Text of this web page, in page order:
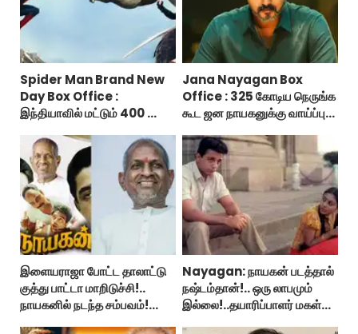
Spider Man Brand New
Day Box Office :
இந்தியாவில் மட்டும் 400 கோடி
பிராண்ட் நியூ டே?
Jana Nayagan Box
Office : 325 கோடிய நெருங்க
கூட ஜன நாயகனுக்கு வாய்ப்பு
இளையராஜா போட்ட தாலாட்டு
குத்து பாட்டா மாறிடுச்சி!..
நாயகனில் நடந்த சம்பவம்!...
Nayagan: நாயகன் படத்தால்
நஷ்டம்தான்!.. ஒரு லாபமும்
இல்லை!..தயாரிப்பாளர் மகள்